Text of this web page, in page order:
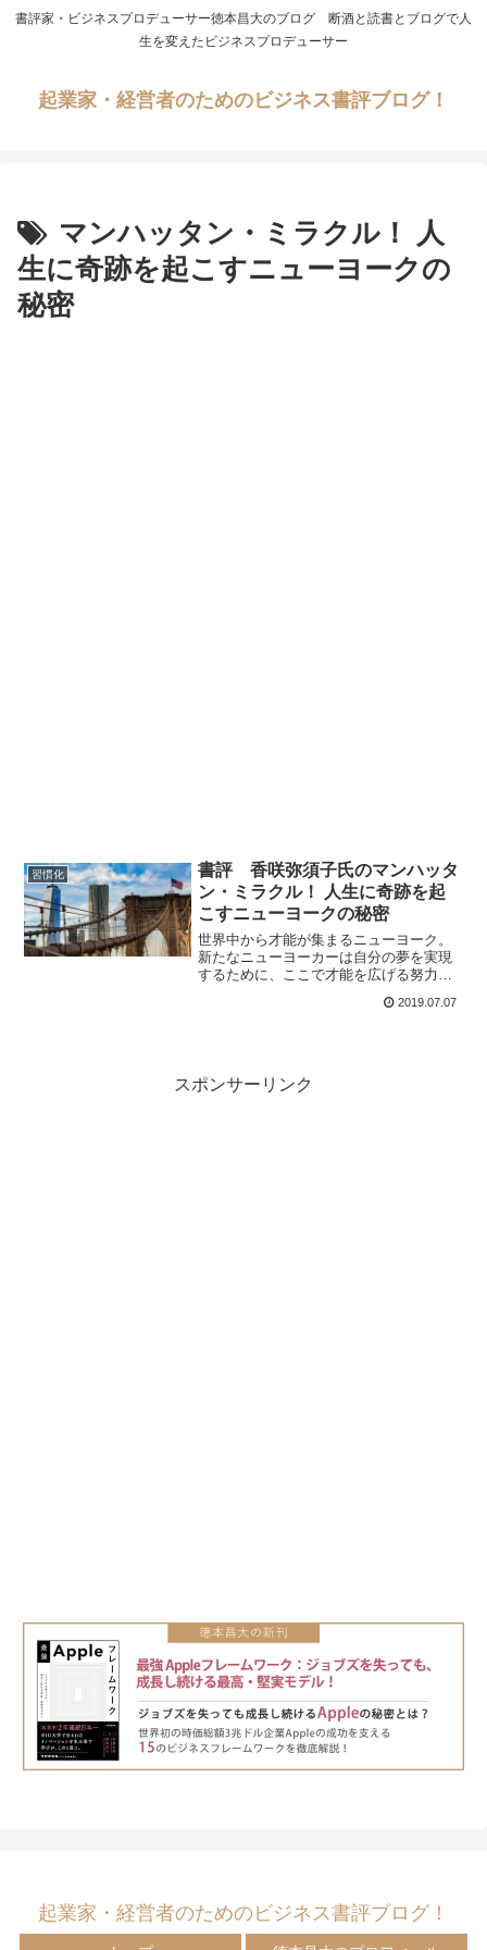
書評家・ビジネスプロデューサー徳本昌大のブログ 断酒と読書とブログで人
生を変えたビジネスプロデューサー
起業家・経営者のためのビジネス書評ブログ！
マンハッタン・ミラクル！ 人
生に奇跡を起こすニューヨークの
秘密
習慣化
書評 香咲弥須子氏のマンハッタ
ン・ミラクル！ 人生に奇跡を起
こすニューヨークの秘密
世界中から才能が集まるニューヨーク。
新たなニューヨーカーは自分の夢を実現
するために、ここで才能を広げる努力を
いから奇跡が生まれることがあり、成功
ます。
2019.07.07
スポンサーリンク
起業家・経営者のためのビジネス書評ブログ！